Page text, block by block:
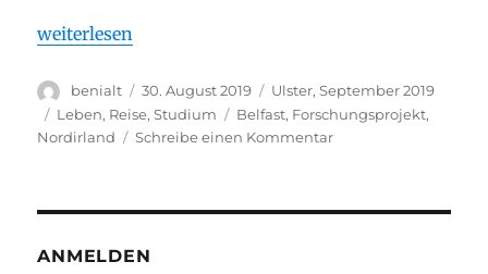
„Anreise und erste Woche in Belfast“
weiterlesen
Autor
benialt
Veröffentlicht
am
30. August 2019 Stay
Ulster, September 2019
Kategorien
Leben, Reise,Studium Schlagwörter
Belfast, Forschungsprojekt,
Nordirland
Schreibe einen Kommentarzu
ANMELDEN